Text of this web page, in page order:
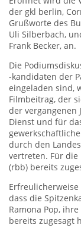
der gkl berlin,
Grußworte des
Uli Silberbach,
Frank Becker, an.
Die
-kandidaten der
eingeladen sind,
Filmbeitrag, der
der vergangenen
Dienst und für
durch den
vertreten. Für die
(rbb) bereits
dass die
Ramona Pop,
bereits zugesagt